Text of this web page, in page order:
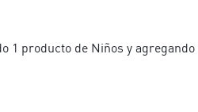
1 producto de Niños y